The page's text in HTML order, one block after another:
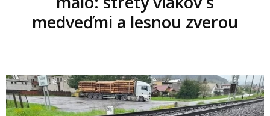
medveďmi a lesnou zverou